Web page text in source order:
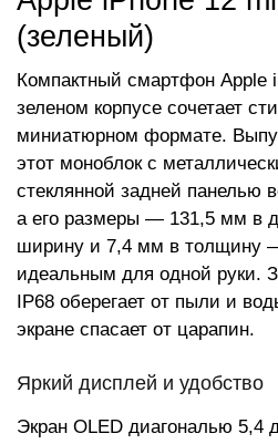
(зеленый)
Компактный смартфон Apple
зеленом корпусе сочетает
миниатюрном формате.
этот моноблок с
стеклянной задней панелью
а его размеры — 131,5 мм в
ширину и 7,4 мм в толщину
идеальным для одной руки.
IP68 оберегает от пыли и
экране спасает от царапин.
Яркий дисплей и удобство
Экран OLED диагональю